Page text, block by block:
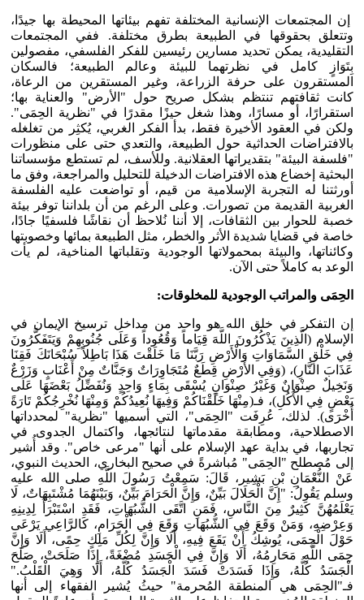
إن المجتمعات الإنسانية المختلفة تفهم بيئاتها المحيطة بها جيدًا،
وتتعلق بحقوقها في الطبيعة بطرق مختلفة. ففي المجتمعات
التقليدية، يمكن تحديد مسارين رئيسين للفكر الفلسفي، مفصولين
بِتَوَازٍ كامل في نظرتهما للبيئة وعالم الطبيعة؛ فالسكان
المستقرون على حرفة الزراعة، وغير المستقرين من الرعاة،
كانت ثقافتهم تنتظم بشكل صريح حول "الأرض" والعناية بها؛
استقرارًا، أو مسارًا، وهذا شغل حيزًا مقدرًا في "نظرية الحِمَى".
ولكن في العقود الأخيرة فقط، بدأ الفكر الغربي، يُكثِر من تغلغله
بالافتراضات الحداثية حول الطبيعة، والتعدي حتى على منظورات
"فلسفة البيئة" بتقديراتها العقلانية. وللأسف، لم تستطع مؤسساتنا
البحثية إخضاع هذه الافتراضات الدخيلة للتحليل والمراجعة، وفق ما
أورثتنا له التجربة الإسلامية من قيم، أو تواضعت عليه الفلسفة
الغربية القديمة من تصورات. وعلى الرغم من أن بلداننا توفر بيئة
خصبة للحوار بين الثقافات، إلا أننا نُلاحظ أن نقاشًا فلسفيًا جادًا،
خاصة في قضايا شديدة الأثر والخطر، مثل الطبيعة بمائها وخصوبتها
وكائناتها، والبيئة بمحمولاتها الوجودية وتقلباتها المناخية، لم يأت
الوعد به كاملاً حتى الآن.
الحِمَى والمراتب الوجودية للمخلوقات:
إن التفكر في خلق الله هو واحد من مداخل ترسيخ الإيمان في
الإسلام (الَّذِينَ يَذْكُرُونَ اللَّهَ قِيَاماً وَقُعُوداً وَعَلَى جُنُوبِهِمْ وَيَتَفَكَّرُونَ
فِي خَلْقِ السَّمَاوَاتِ وَالْأَرْضِ رَبَّنَا مَا خَلَقْتَ هَذَا بَاطِلاً سُبْحَانَكَ فَقِنَا
عَذَابَ النَّارِ)، (وَفِي الأَرْضِ قِطَعٌ مُتَجَاوِرَاتٌ وَجَنَّاتٌ مِنْ أَعْنَابٍ وَزَرْعٌ
وَنَخِيلٌ صِنْوَانٌ وَغَيْرُ صِنْوَانٍ يُسْقَى بِمَاءٍ وَاحِدٍ وَنُفَضِّلُ بَعْضَهَا عَلَى
بَعْضٍ فِي الأُكُلِ)، فـ(مِنْهَا خَلَقْنَاكُمْ وَفِيهَا نُعِيدُكُمْ وَمِنْهَا نُخْرِجُكُمْ تَارَةً
أُخْرَى). لذلك، عُرِفَت "الحِمَى"، التي أسميها "نظرية" لمحدداتها
الاصطلاحية، ومطابقة مقدماتها لنتائجها، واكتمال الجدوى في
تجاربها، في بداية عهد الإسلام على أنها "مرعى خاص". وقد أُشير
إلى مُصطلح "الحِمَى" مُباشرةً في صحيح البخاري، الحديث النبوي،
عَنْ النُّعْمَانِ بْنِ بَشِير، قَالَ: سَمِعْتُ رَسُولَ اللَّهِ صلى الله عليه
وسلم يَقُولُ: "إِنَّ الْحَلَالَ بَيِّنٌ، وَإِنَّ الْحَرَامَ بَيِّنٌ، وَبَيْنَهُمَا مُشْتَبِهَاتٌ، لَا
يَعْلَمُهُنَّ كَثِيرٌ مِنَ النَّاسِ، فَمَنِ اتَّقَى الشُّبُهَاتِ، فَقَدِ اسْتَبْرَأَ لِدِينِهِ
وَعِرْضِهِ، وَمَنْ وَقَعَ فِي الشُّبُهَاتِ وَقَعَ فِي الْحَرَامِ، كَالرَّاعِي يَرْعَى
حَوْلَ الْحِمَى، يُوشِكُ أَنْ يَقَعَ فِيهِ، أَلَا وَإِنَّ لِكُلِّ مَلِكٍ حِمًى، أَلَا وَإِنَّ
حِمَى اللَّهِ مَحَارِمُهُ، أَلَا وَإِنَّ فِي الْجَسَدِ مُضْغَةً، إِذَا صَلَحَتْ، صَلَحَ
الْجَسَدُ كُلُّهُ، وَإِذَا فَسَدَتْ فَسَدَ الْجَسَدُ كُلُّهُ، أَلَا وَهِيَ الْقَلْبُ."
فـ"الحِمَى هي المنطقة المُحرمة" حيثُ يُشير الفقهاء إلى أنها